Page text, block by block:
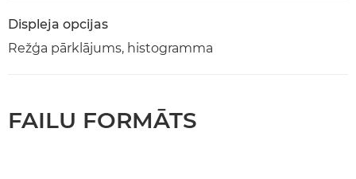
Displeja opcijas
Režģa pārklājums, histogramma
FAILU FORMĀTS